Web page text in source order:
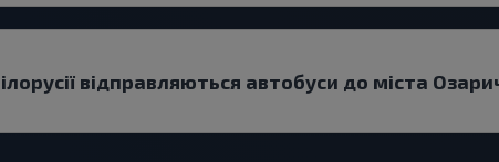
відправляються автобуси до міста